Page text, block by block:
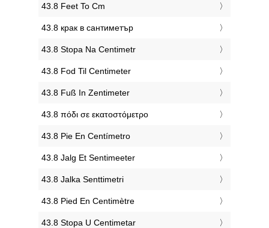
‎43.8 Feet To Cm
‎43.8 крак в сантиметър
‎43.8 Stopa Na Centimetr
‎43.8 Fod Til Centimeter
‎43.8 Fuß In Zentimeter
‎43.8 πόδι σε εκατοστόμετρο
‎43.8 Pie En Centímetro
‎43.8 Jalg Et Sentimeeter
‎43.8 Jalka Senttimetri
‎43.8 Pied En Centimètre
‎43.8 Stopa U Centimetar